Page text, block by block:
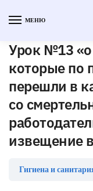
МЕНЮ
Урок №13 «о
которые по
перешли в
со
извещение
Гигиена и